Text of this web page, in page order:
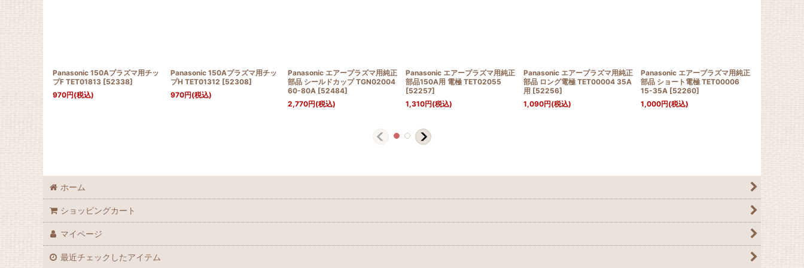
Panasonic 150Aプラズマ用チッ
プF TET01813 [52338]
970円(税込)
Panasonic 150Aプラズマ用チッ
プH TET01312 [52308]
970円(税込)
Panasonic エアープラズマ用純正
部品 シールドカップ TGN02004
60-80A [52484]
2,770円(税込)
Panasonic エアープラズマ用純正
部品150A用 電極 TET02055
[52257]
1,310円(税込)
Panasonic エアープラズマ用純正
部品 ロング電極 TET00004 35A
用 [52256]
1,090円(税込)
Panasonic エアープラズマ用純正
部品 ショート電極 TET00006
15-35A [52260]
1,000円(税込)
マ用電極
ホーム
ショッピングカート
マイページ
最近チェックしたアイテム